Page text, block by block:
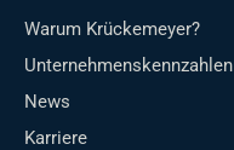
Warum Krückemeyer?
Unternehmenskennzahlen
News
Karriere